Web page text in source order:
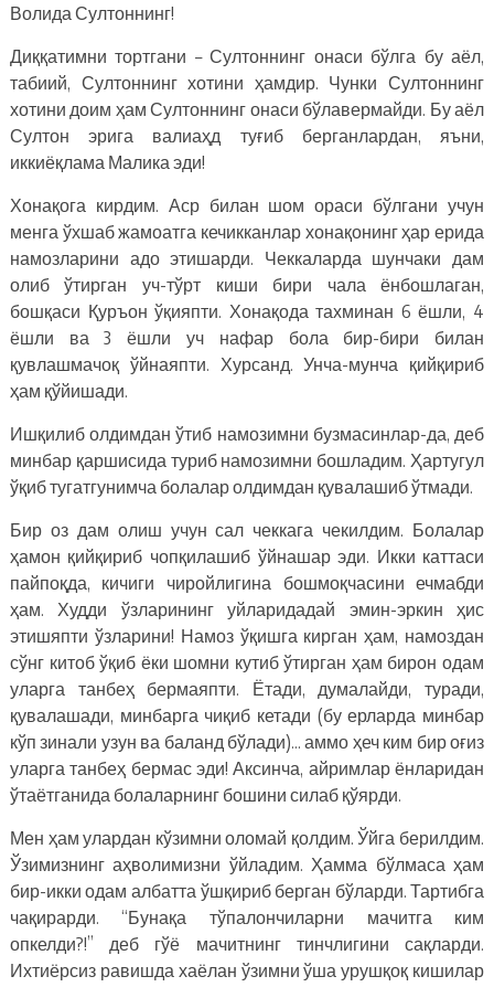
Волида Султоннинг!
Диққатимни тортгани – Султоннинг онаси бўлга бу аёл,
табиий, Султоннинг хотини ҳамдир. Чунки Султоннинг
хотини доим ҳам Султоннинг онаси бўлавермайди. Бу аёл
Султон эрига валиаҳд туғиб берганлардан, яъни,
иккиёқлама Малика эди!
Хонақога кирдим. Аср билан шом ораси бўлгани учун
менга ўхшаб жамоатга кечикканлар хонақонинг ҳар ерида
намозларини адо этишарди. Чеккаларда шунчаки дам
олиб ўтирган уч-тўрт киши бири чала ёнбошлаган,
бошқаси Қуръон ўқияпти. Хонақода тахминан 6 ёшли, 4
ёшли ва 3 ёшли уч нафар бола бир-бири билан
қувлашмачоқ ўйнаяпти. Хурсанд. Унча-мунча қийқириб
ҳам қўйишади.
Ишқилиб олдимдан ўтиб намозимни бузмасинлар-да, деб
минбар қаршисида туриб намозимни бошладим. Ҳартугул
ўқиб тугатгунимча болалар олдимдан қувалашиб ўтмади.
Бир оз дам олиш учун сал чеккага чекилдим. Болалар
ҳамон қийқириб чопқилашиб ўйнашар эди. Икки каттаси
пайпоқда, кичиги чиройлигина бошмоқчасини ечмабди
ҳам. Худди ўзларининг уйларидадай эмин-эркин ҳис
этишяпти ўзларини! Намоз ўқишга кирган ҳам, намоздан
сўнг китоб ўқиб ёки шомни кутиб ўтирган ҳам бирон одам
уларга танбеҳ бермаяпти. Ётади, думалайди, туради,
қувалашади, минбарга чиқиб кетади (бу ерларда минбар
кўп зинали узун ва баланд бўлади)… аммо ҳеч ким бир оғиз
уларга танбеҳ бермас эди! Аксинча, айримлар ёнларидан
ўтаётганида болаларнинг бошини силаб қўярди.
Мен ҳам улардан кўзимни оломай қолдим. Ўйга берилдим.
Ўзимизнинг аҳволимизни ўйладим. Ҳамма бўлмаса ҳам
бир-икки одам албатта ўшқириб берган бўларди. Тартибга
чақирарди. “Бунақа тўпалончиларни мачитга ким
опкелди?!” деб гўё мачитнинг тинчлигини сақларди.
Ихтиёрсиз равишда хаёлан ўзимни ўша урушқоқ кишилар